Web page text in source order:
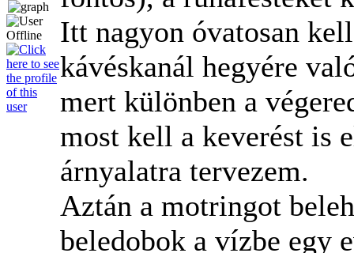
Itt nagyon óvatosan
kávéskanál hegyére
mert különben a
most kell a keverést is
árnyalatra tervezem.
Aztán a motringot
beledobok a vízbe egy